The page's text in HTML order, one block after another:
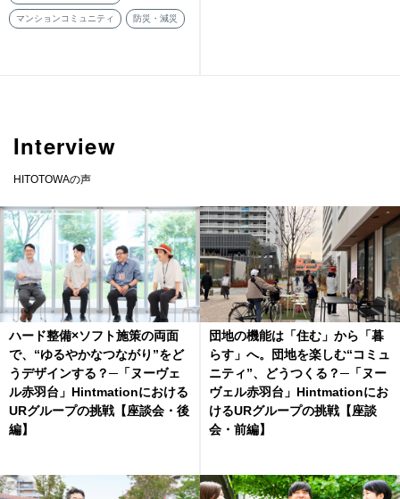
マンションコミュニティ 防災・減災
Interview
HITOTOWAの声
ハード整備×ソフト施策の両面
で、“ゆるやかなつながり”をど
うデザインする？─「ヌーヴェ
ル赤羽台」Hintmationにおける
URグループの挑戦【座談会・後
編】
団地の機能は「住む」から「暮
らす」へ。団地を楽しむ“コミュ
ニティ”、どうつくる？─「ヌー
ヴェル赤羽台」Hintmationにお
けるURグループの挑戦【座談
会・前編】